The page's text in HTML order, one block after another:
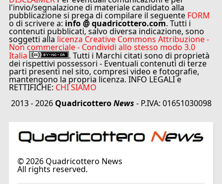
l'invio/segnalazione di materiale candidato alla
pubblicazione si prega di compilare il seguente FORM
o di scrivere a: info @ quadricottero.com. Tutti i
contenuti pubblicati, salvo diversa indicazione, sono
soggetti alla licenza Creative Commons Attribuzione -
Non commerciale - Condividi allo stesso modo 3.0
Italia . Tutti i Marchi citati sono di proprietà
dei rispettivi possessori - Eventuali contenuti di terze
parti presenti nel sito, compresi video e fotografie,
mantengono la propria licenza. INFO LEGALI e
RETTIFICHE: CHI SIAMO
2013 - 2026 QuadricotteroNews - P.IVA: 01651030098
©2026Quadricottero News
All rights reserved.